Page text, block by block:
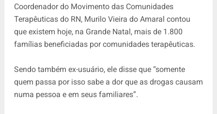
Coordenador do Movimento das Comunidades
Terapêuticas do RN, Murilo Vieira do Amaral contou
que existem hoje, na Grande Natal, mais de 1.800
famílias beneficiadas por comunidades terapêuticas.
Sendo também ex-usuário, ele disse que “somente
quem passa por isso sabe a dor que as drogas causam
numa pessoa e em seus familiares”.